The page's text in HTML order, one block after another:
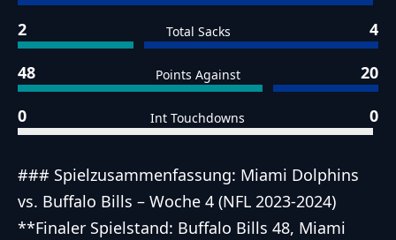
2 Total Sacks 4
48 Points Against 20
0 Int Touchdowns 0
### Spielzusammenfassung: Miami Dolphins
vs. Buffalo Bills – Woche 4 (NFL 2023-2024)
**Finaler Spielstand: Buffalo Bills 48, Miami